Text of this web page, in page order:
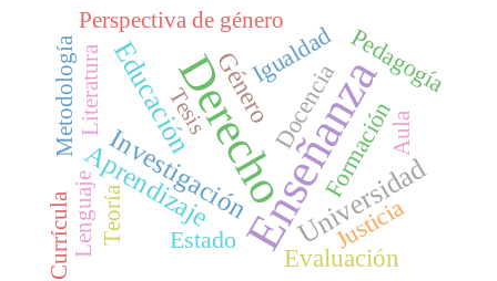
Enseñanza
Derecho
Educación
Universidad
Investigación
Aprendizaje
Género
Evaluación
Formación
Estado
DocenciaPedagogía
Justicia
Igualdad
Perspectiva de género
Metodología Tesis
Literatura
LenguajeTeoría
Aula
Currícula